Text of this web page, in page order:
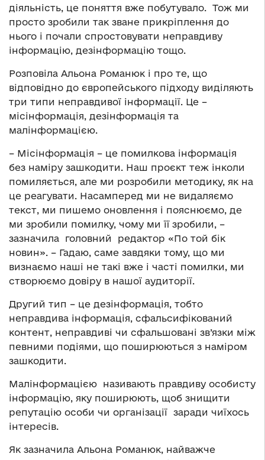
діяльність, це поняття вже побутувало. Тож ми
просто зробили так зване прикріплення до
нього і почали спростовувати неправдиву
інформацію, дезінформацію тощо.
Розповіла Альона Романюк і про те, що
відповідно до європейського підходу виділяють
три типи неправдивої інформації. Це –
місінформація, дезінформація та
малінформацією.
– Місінформація – це помилкова інформація
без наміру зашкодити. Наш проєкт теж інколи
помиляється, але ми розробили методику, як на
це реагувати. Насамперед ми не видаляємо
текст, ми пишемо оновлення і пояснюємо, де
ми зробили помилку, чому ми її зробили, –
зазначила головний редактор «По той бік
новин». – Гадаю, саме завдяки тому, що ми
визнаємо наші не такі вже і часті помилки, ми
створюємо довіру в нашої аудиторії.
Другий тип – це дезінформація, тобто
неправдива інформація, сфальсифікований
контент, неправдиві чи сфальшовані зв’язки між
певними подіями, що поширюються з наміром
зашкодити.
Малінформацією називають правдиву особисту
інформацію, яку поширюють, щоб знищити
репутацію особи чи організації заради чиїхось
інтересів.
Як зазначила Альона Романюк, найважче